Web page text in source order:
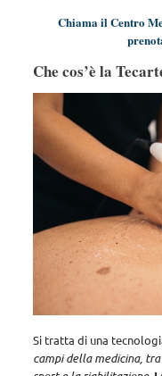
Chiama il Centro
Che cos’è la
Si tratta di una
campi della medicina,